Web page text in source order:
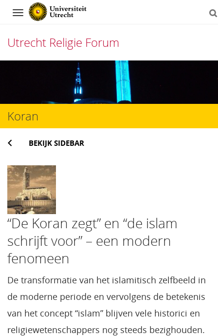
Navigation
Utrecht Religie Forum
het
inhoud
Koran
BEKIJK SIDEBAR
“De Koran zegt” en “de islam
schrijft voor” – een modern
fenomeen
De transformatie van het islamitisch zelfbeeld in
de moderne periode en vervolgens de betekenis
van het concept “islam” blijven vele historici en
religiewetenschappers nog steeds bezighouden.